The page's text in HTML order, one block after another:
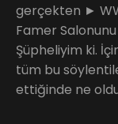
gerçekten ►
Famer
Şüpheliyim ki.
tüm bu
ettiğinde ne